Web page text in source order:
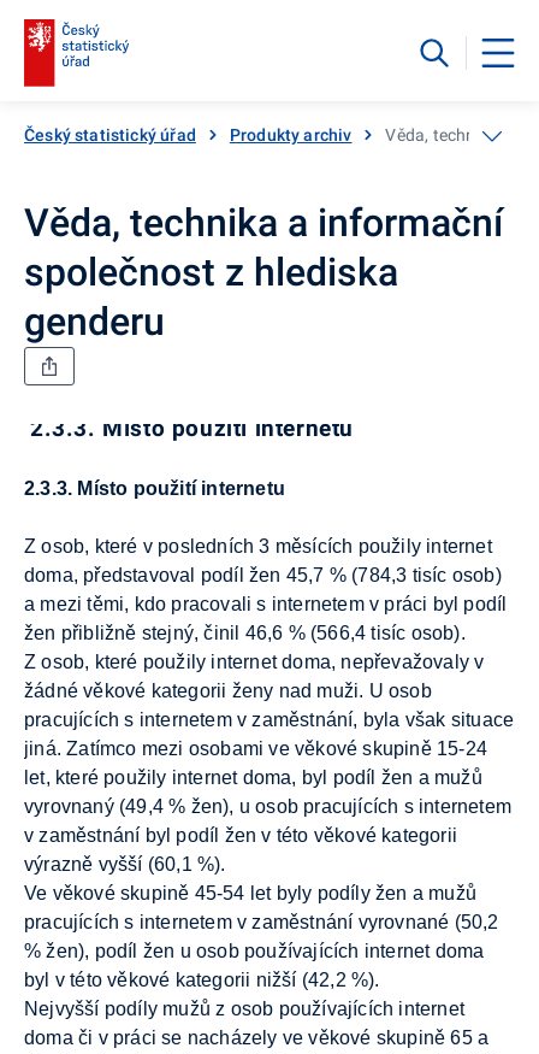
Český statistický úřad Produkty archiv Věda, technika a
Věda, technika a informační
společnost z hlediska
genderu
2.3.3. Místo použití internetu
2.3.3. Místo použití internetu
Z osob, které v posledních 3 měsících použily internet
doma, představoval podíl žen 45,7 % (784,3 tisíc osob)
a mezi těmi, kdo pracovali s internetem v práci byl podíl
žen přibližně stejný, činil 46,6 % (566,4 tisíc osob).
Z osob, které použily internet doma, nepřevažovaly v
žádné věkové kategorii ženy nad muži. U osob
pracujících s internetem v zaměstnání, byla však situace
jiná. Zatímco mezi osobami ve věkové skupině 15-24
let, které použily internet doma, byl podíl žen a mužů
vyrovnaný (49,4 % žen), u osob pracujících s internetem
v zaměstnání byl podíl žen v této věkové kategorii
výrazně vyšší (60,1 %).
Ve věkové skupině 45-54 let byly podíly žen a mužů
pracujících s internetem v zaměstnání vyrovnané (50,2
% žen), podíl žen u osob používajících internet doma
byl v této věkové kategorii nižší (42,2 %).
Nejvyšší podíly mužů z osob používajících internet
doma či v práci se nacházely ve věkové skupině 65 a